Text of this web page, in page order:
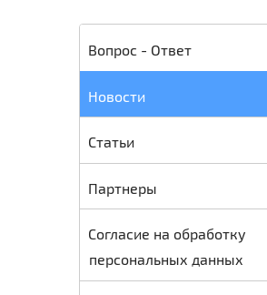
Вопрос - Ответ
Новости
Статьи
Партнеры
Согласие на обработку
персональных данных